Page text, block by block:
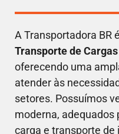
A Transportadora BR
Transporte de
oferecendo uma
atender às
setores. Possuímos
moderna, adequados
carga e transporte de